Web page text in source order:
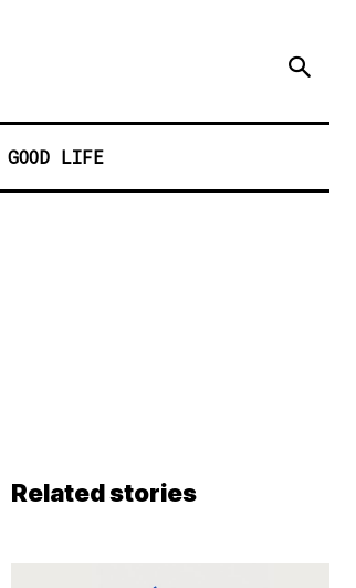
GOOD LIFE
Related stories